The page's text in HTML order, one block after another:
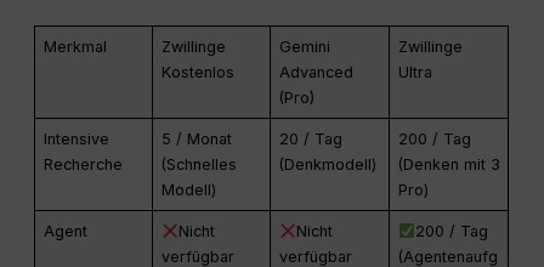
Merkmal
Zwillinge
Kostenlos
Gemini
Advanced
(Pro)
Zwillinge
Ultra
Intensive
Recherche
5 / Monat
(Schnelles
Modell)
20 / Tag
(Denkmodell)
200 / Tag
(Denken mit 3
Pro)
Agent
Nicht
verfügbar
Nicht
verfügbar
200 / Tag
(Agentenaufg